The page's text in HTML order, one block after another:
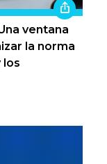
ventana
la norma
los